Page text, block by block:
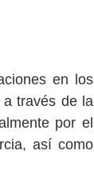
en los
a través de la
por el
así como